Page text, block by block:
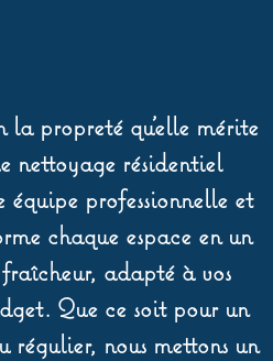
propreté qu’elle mérite
nettoyage résidentiel
professionnelle et
chaque espace en un
adapté à vos
Que ce soit pour un
régulier, nous mettons un